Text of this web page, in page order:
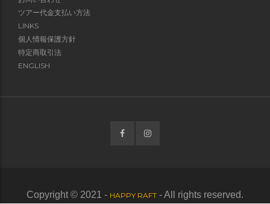
ツアー代金支払い方法
LINKS
個人情報保護方針
特定商取引法
ENGLISH
Copyright © 2021 - HAPPY RAFT - All rights reserved.